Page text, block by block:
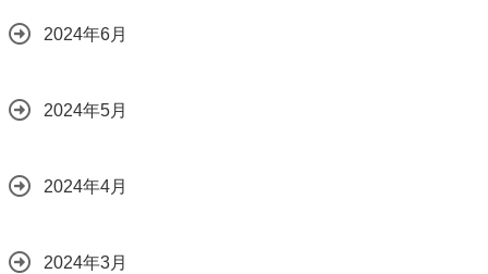
2024年6月
2024年5月
2024年4月
2024年3月